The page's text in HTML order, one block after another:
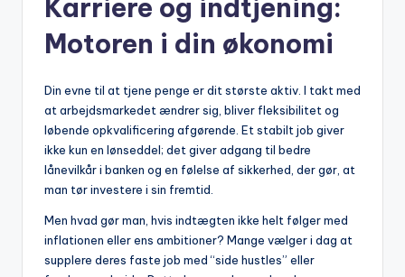
Karriere og indtjening:
Motoren i din økonomi
Din evne til at tjene penge er dit største aktiv. I takt med
at arbejdsmarkedet ændrer sig, bliver fleksibilitet og
løbende opkvalificering afgørende. Et stabilt job giver
ikke kun en lønseddel; det giver adgang til bedre
lånevilkår i banken og en følelse af sikkerhed, der gør, at
man tør investere i sin fremtid.
Men hvad gør man, hvis indtægten ikke helt følger med
inflationen eller ens ambitioner? Mange vælger i dag at
supplere deres faste job med “side hustles” eller